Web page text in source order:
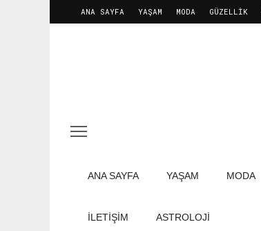
ANA SAYFA YAŞAM MODA GÜZELLIK
ANA SAYFA YAŞAM MODA
İLETIŞIM ASTROLOJİ